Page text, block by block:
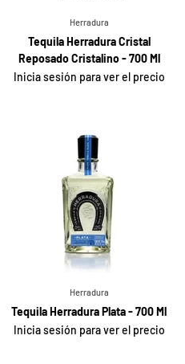
Herradura
Tequila Herradura Cristal
Reposado Cristalino - 700 Ml
Inicia sesión para ver el precio
Herradura
Tequila Herradura Plata - 700 Ml
Inicia sesión para ver el precio